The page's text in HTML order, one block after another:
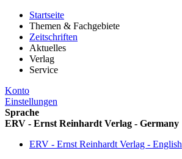
Startseite
Themen & Fachgebiete
Zeitschriften
Aktuelles
Verlag
Service
Konto
Einstellungen
Sprache
ERV - Ernst Reinhardt Verlag - Germany
ERV - Ernst Reinhardt Verlag - English